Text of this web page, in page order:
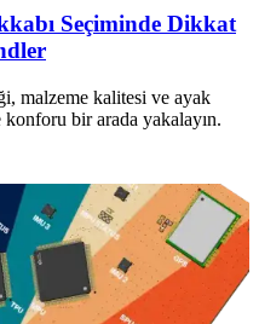
Seçiminde Dikkat
malzeme kalitesi ve ayak
konforu bir arada yakalayın.